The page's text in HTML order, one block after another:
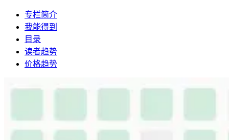
专栏简介
我能得到
目录
读者趋势
价格趋势